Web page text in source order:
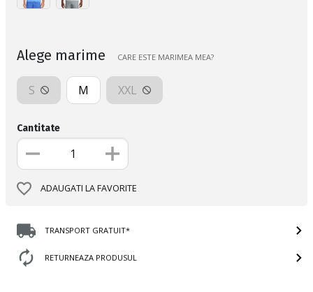
Alege marime CARE ESTE MARIMEA MEA?
S M XXL
Cantitate
ADAUGATI LA FAVORITE
TRANSPORT GRATUIT*
RETURNEAZA PRODUSUL